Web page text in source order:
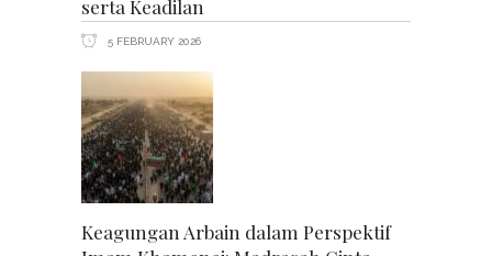
serta Keadilan
5 FEBRUARY 2026
Keagungan Arbain dalam Perspektif